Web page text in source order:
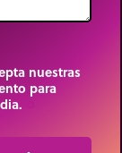
nuestras
para